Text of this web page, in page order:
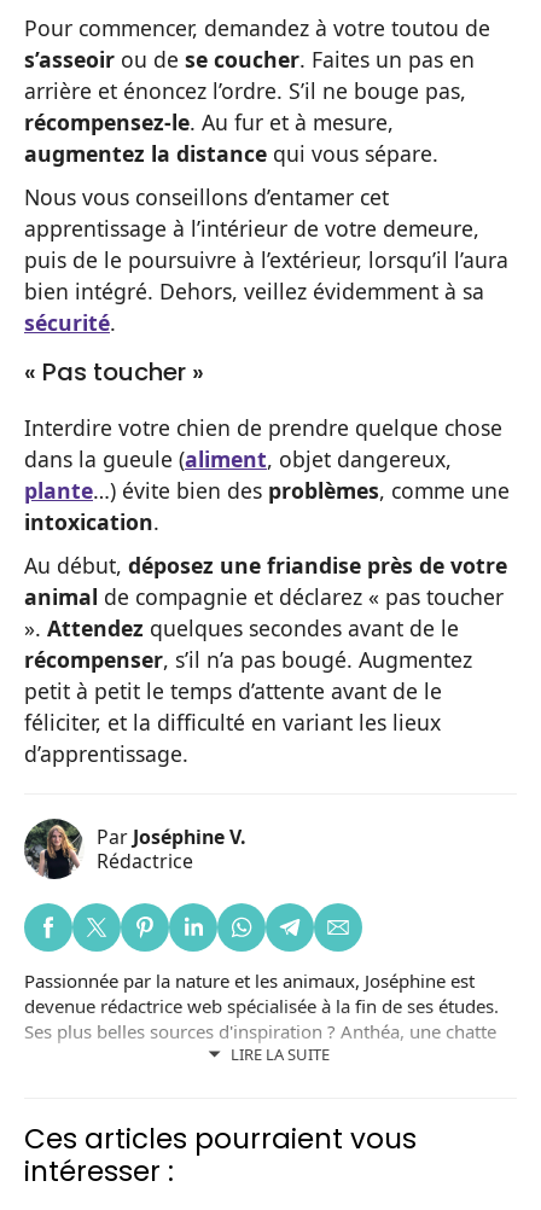
Pour commencer, demandez à votre toutou de
s’asseoir ou de se coucher. Faites un pas en
arrière et énoncez l’ordre. S’il ne bouge pas,
récompensez-le. Au fur et à mesure,
augmentez la distance qui vous sépare.
Nous vous conseillons d’entamer cet
apprentissage à l’intérieur de votre demeure,
puis de le poursuivre à l’extérieur, lorsqu’il l’aura
bien intégré. Dehors, veillez évidemment à sa
sécurité.
« Pas toucher »
Interdire votre chien de prendre quelque chose
dans la gueule (aliment, objet dangereux,
plante…) évite bien des problèmes, comme une
intoxication.
Au début, déposez une friandise près de votre
animal de compagnie et déclarez « pas toucher
». Attendez quelques secondes avant de le
récompenser, s’il n’a pas bougé. Augmentez
petit à petit le temps d’attente avant de le
féliciter, et la difficulté en variant les lieux
d’apprentissage.
Par Joséphine V.
Rédactrice
LIRE LA SUITE
Passionnée par la nature et les animaux, Joséphine est
devenue rédactrice web spécialisée à la fin de ses études.
Ses plus belles sources d'inspiration ? Anthéa, une chatte
noire adoptée dans un refuge local ; et Lizzy, une chienne
Ces articles pourraient vous
intéresser :